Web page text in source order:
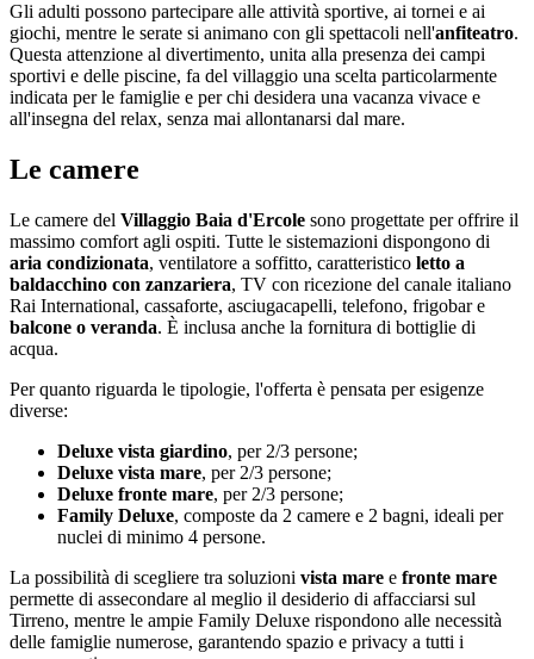
Gli adulti possono partecipare alle attività sportive, ai tornei e ai
giochi, mentre le serate si animano con gli spettacoli nell'anfiteatro.
Questa attenzione al divertimento, unita alla presenza dei campi
sportivi e delle piscine, fa del villaggio una scelta particolarmente
indicata per le famiglie e per chi desidera una vacanza vivace e
all'insegna del relax, senza mai allontanarsi dal mare.
Le camere
Le camere del Villaggio Baia d'Ercole sono progettate per offrire il
massimo comfort agli ospiti. Tutte le sistemazioni dispongono di
aria condizionata, ventilatore a soffitto, caratteristico letto a
baldacchino con zanzariera, TV con ricezione del canale italiano
Rai International, cassaforte, asciugacapelli, telefono, frigobar e
balcone o veranda. È inclusa anche la fornitura di bottiglie di
acqua.
Per quanto riguarda le tipologie, l'offerta è pensata per esigenze
diverse:
Deluxe vista giardino, per 2/3 persone;
Deluxe vista mare, per 2/3 persone;
Deluxe fronte mare, per 2/3 persone;
Family Deluxe, composte da 2 camere e 2 bagni, ideali per
nuclei di minimo 4 persone.
La possibilità di scegliere tra soluzioni vista mare e fronte mare
permette di assecondare al meglio il desiderio di affacciarsi sul
Tirreno, mentre le ampie Family Deluxe rispondono alle necessità
delle famiglie numerose, garantendo spazio e privacy a tutti i